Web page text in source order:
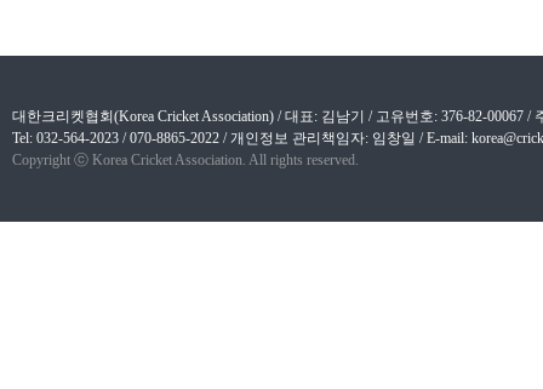
대한크리켓협회(Korea Cricket Association) / 대표: 김남기 / 고유번호: 376-82-00067
Tel: 032-564-2023 / 070-8865-2022 / 개인정보 관리책임자: 임창일 / E-mail:
Copyright ⓒ Korea Cricket Association. All rights reserved.